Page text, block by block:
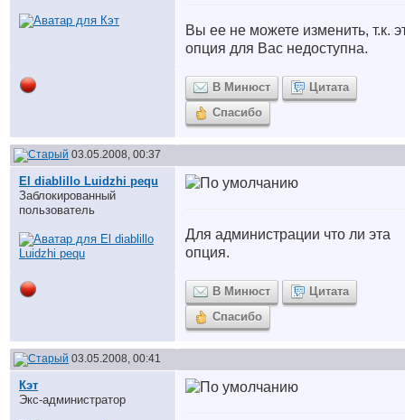
Вы ее не можете изменить, т.к.
опция для Вас недоступна.
В Минюст
Цитата
Спасибо
03.05.2008, 00:37
El diablillo Luidzhi pequ
Заблокированный
пользователь
Для администрации что ли эта
опция.
В Минюст
Цитата
Спасибо
03.05.2008, 00:41
Кэт
Экс-администратор